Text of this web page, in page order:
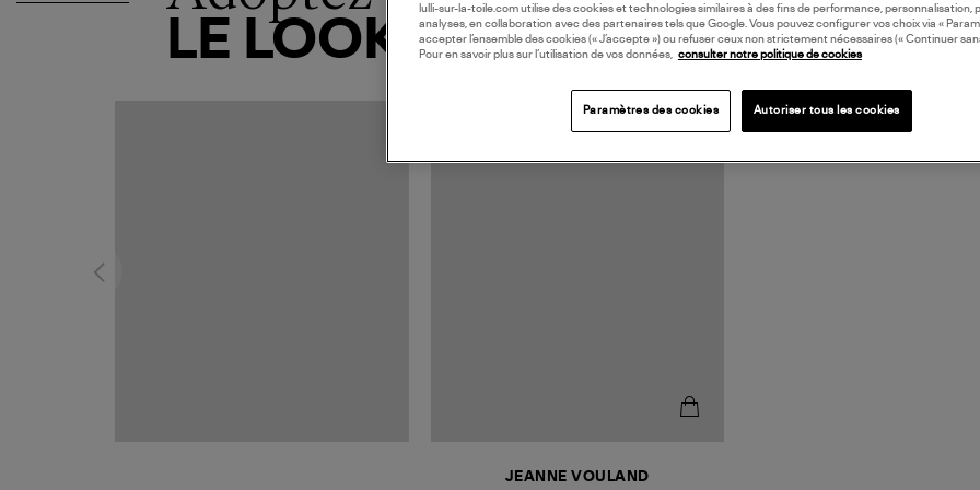
LE LOOK
JEANNE VOULAND
lulli-sur-la-toile.com utilise des cookies et technologies similaires à des fins de performance, personnalisation,
analyses, en collaboration avec des partenaires tels que Google. Vous pouvez configurer vos choix via «
accepter l’ensemble des cookies (« J’accepte ») ou refuser ceux non strictement nécessaires (« Continuer
Pour en savoir plus sur l’utilisation de vos données,
consulter notre politique de cookies
Paramètres des cookies Autoriser tous les cookies